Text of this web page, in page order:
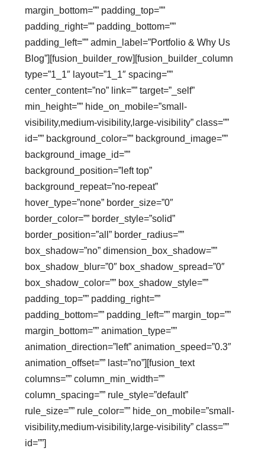
margin_bottom=”” padding_top=””
padding_right=”” padding_bottom=””
padding_left=”” admin_label=”Portfolio & Why Us
Blog”][fusion_builder_row][fusion_builder_column
type=”1_1″ layout=”1_1″ spacing=””
center_content=”no” link=”” target=”_self”
min_height=”” hide_on_mobile=”small-
visibility,medium-visibility,large-visibility” class=””
id=”” background_color=”” background_image=””
background_image_id=””
background_position=”left top”
background_repeat=”no-repeat”
hover_type=”none” border_size=”0″
border_color=”” border_style=”solid”
border_position=”all” border_radius=””
box_shadow=”no” dimension_box_shadow=””
box_shadow_blur=”0″ box_shadow_spread=”0″
box_shadow_color=”” box_shadow_style=””
padding_top=”” padding_right=””
padding_bottom=”” padding_left=”” margin_top=””
margin_bottom=”” animation_type=””
animation_direction=”left” animation_speed=”0.3″
animation_offset=”” last=”no”][fusion_text
columns=”” column_min_width=””
column_spacing=”” rule_style=”default”
rule_size=”” rule_color=”” hide_on_mobile=”small-
visibility,medium-visibility,large-visibility” class=””
id=””]